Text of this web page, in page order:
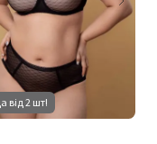
від 2 шт!